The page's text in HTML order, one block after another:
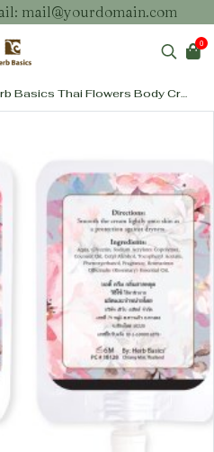
mail@yourdomain.com
0
Thai Flowers Body Cream ครีมบำรุงผิวกายกลิ่นดอกไม้ไทย สูตรปราศจาก SLS และพาราเบน